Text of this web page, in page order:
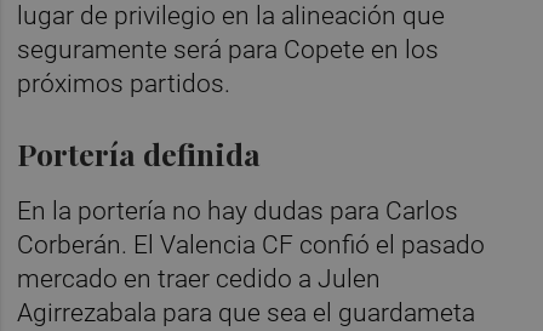
lugar de privilegio en la alineación que
seguramente será para Copete en los
próximos partidos.
Portería definida
En la portería no hay dudas para Carlos
Corberán. El Valencia CF confió el pasado
mercado en traer cedido a Julen
Agirrezabala para que sea el guardameta